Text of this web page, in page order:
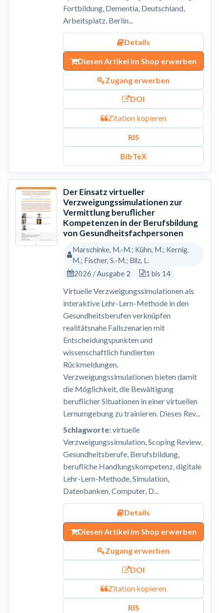
Fortbildung, Dementia, Deutschland,
Arbeitsplatz, Berlin...
Details
Diesen Artikel im Shop erwerben
Zugang erwerben
DOI
Zitation kopieren
RIS
BibTeX
Der Einsatz virtueller
Verzweigungssimulationen zur
Vermittlung beruflicher
Kompetenzen in der Berufsbildung
von Gesundheitsfachpersonen
Marschinke, M.-M.; Kühn, M.; Kernig,
M.; Fischer, S.-M.; Bilz, L.
2026 / Ausgabe 2
1 bis 14
Virtuelle Verzweigungssimulationen als
interaktive Lehr-Lern-Methode in den
Gesundheitsberufen verknüpfen
realitätsnahe Fallszenarien mit
Entscheidungspunkten und
wissenschaftlich fundierten
Rückmeldungen.
Verzweigungssimulationen bieten damit
die Möglichkeit, die Bewältigung
beruflicher Situationen in einer virtuellen
Lernumgebung zu trainieren. Dieses Rev...
Schlagworte:virtuelle
Verzweigungssimulation, Scoping Review,
Gesundheitsberufe, Berufsbildung,
berufliche Handlungskompetenz, digitale
Lehr-Lern-Methode, Simulation,
Datenbanken, Computer, D...
Details
Diesen Artikel im Shop erwerben
Zugang erwerben
DOI
Zitation kopieren
RIS